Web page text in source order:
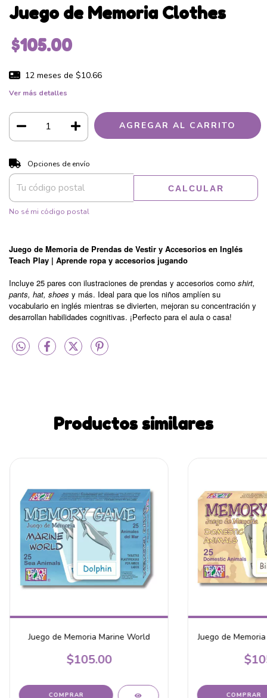
Juego de Memoria Clothes
$105.00
12 meses de $10.66
Ver más detalles
Entregas para el CP:
Opciones de envío
CALCULAR
No sé mi código postal
Juego de Memoria de Prendas de Vestir y Accesorios en Inglés
Teach Play | Aprende ropa y accesorios jugando
Incluye 25 pares con ilustraciones de prendas y accesorios como shirt,
pants, hat, shoes y más. Ideal para que los niños amplíen su
vocabulario en inglés mientras se divierten, mejoran su concentración y
desarrollan habilidades cognitivas. ¡Perfecto para el aula o casa!
Productos similares
Juego de Memoria Marine World
$105.00
Juego de